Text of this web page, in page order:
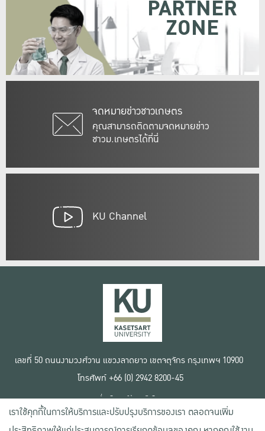
จดหมายข่าวชาวเกษตร
คุณสามารถติดตามจดหมายข่าว
ชาวม.เกษตรได้ที่นี่
PARTNER
ZONE
KU Channel
เลขที่ 50 ถนนงามวงศ์วาน แขวงลาดยาว เขตจตุจักร กรุงเทพฯ 10900
โทรศัพท์ +66 (0) 2942 8200-45
เงื่อนไขการใช้งานเว็บไซต์
ข้อตกลงด้านสิทธิ์ใช้งาน
นโยบายความเป็นส่วนตัว
เราใช้คุกกี้ในการให้บริการและปรับปรุงบริการของเรา ตลอดจนเพิ่ม